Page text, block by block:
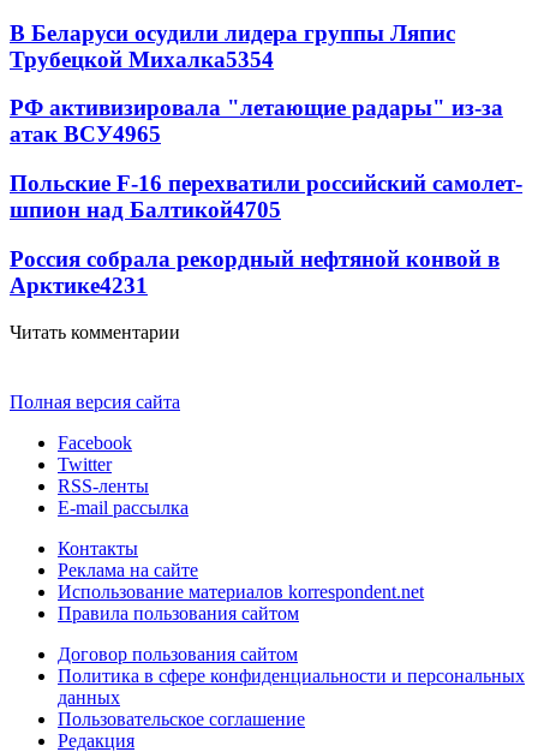
В Беларуси осудили лидера группы Ляпис
Трубецкой Михалка5354
РФ активизировала "летающие радары" из-за
атак ВСУ4965
Польские F-16 перехватили российский самолет-
шпион над Балтикой4705
Россия собрала рекордный нефтяной конвой в
Арктике4231
Читать комментарии
Полная версия сайта
Facebook
Twitter
RSS-ленты
E-mail рассылка
Контакты
Реклама на сайте
Использование материалов korrespondent.net
Правила пользования сайтом
Договор пользования сайтом
Политика в сфере конфиденциальности и персональных
данных
Пользовательское соглашение
Редакция